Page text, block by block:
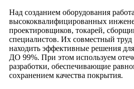
Над созданием оборудования
высококвалифицированных
проектировщиков, токарей,
специалистов. Их совместный труд
находить эффективные решения
ДО 99%. При этом используем
разработки, обеспечивающие
сохранением качества покрытия.